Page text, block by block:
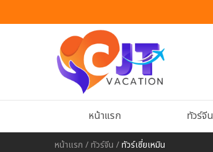
หน้าแรก ทัวร์จีน
หน้าแรก /ทัวร์จีน /ทัวร์เซี่ยเหมิน